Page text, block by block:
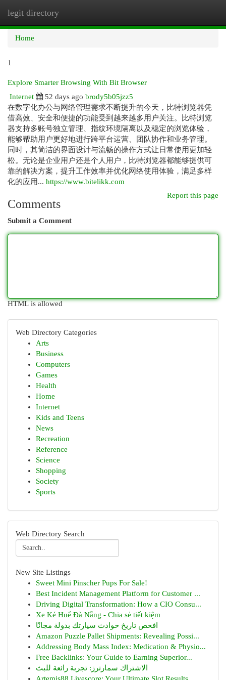
legit directory
Home
1
Explore Smarter Browsing With Bit Browser
Internet
52 days ago brody5b05jzz5
在数字化办公与网络管理需求不断提升的今天，比特浏览器凭
借高效、安全和便捷的功能受到越来越多用户关注。比特浏览
器支持多账号独立管理、指纹环境隔离以及稳定的浏览体验，
能够帮助用户更好地进行跨平台运营、团队协作和业务管理。
同时，其简洁的界面设计与流畅的操作方式让日常使用更加轻
松。无论是企业用户还是个人用户，比特浏览器都能够提供可
靠的解决方案，提升工作效率并优化网络使用体验，满足多样
化的应用... https://www.bitelikk.com
Report this page
Comments
Submit a Comment
HTML is allowed
Web Directory Categories
Arts
Business
Computers
Games
Health
Home
Internet
Kids and Teens
News
Recreation
Reference
Science
Shopping
Society
Sports
Web Directory Search
New Site Listings
Sweet Mini Pinscher Pups For Sale!
Best Incident Management Platform for Customer ...
Driving Digital Transformation: How a CIO Consu...
Xe Ké Huế Đà Nẵng - Chia sẻ tiết kiệm
افحص تاريخ حوادث سيارتك بدولة مجانًا
Amazon Puzzle Pallet Shipments: Revealing Possi...
Addressing Body Mass Index: Medication & Physio...
Free Backlinks: Your Guide to Earning Superior...
الاشتراك سمارترز: تجربة رائعة للبث